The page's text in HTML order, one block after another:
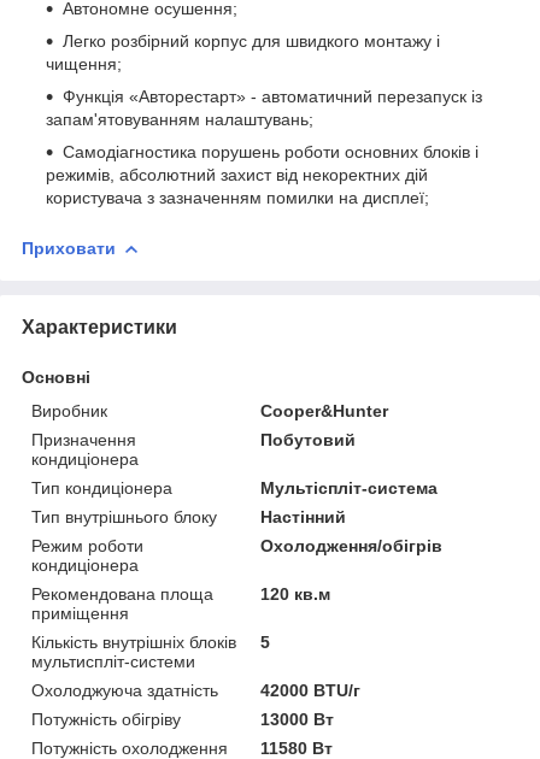
Автономне осушення;
Легко розбірний корпус для швидкого монтажу і
чищення;
Функція «Авторестарт» - автоматичний перезапуск із
запам'ятовуванням налаштувань;
Самодіагностика порушень роботи основних блоків і
режимів, абсолютний захист від некоректних дій
користувача з зазначенням помилки на дисплеї;
Приховати
Характеристики
Основні
Виробник
Cooper&Hunter
Призначення
кондиціонера
Побутовий
Тип кондиціонера
Мультіспліт-система
Тип внутрішнього блоку
Настінний
Режим роботи
кондиціонера
Охолодження/обігрів
Рекомендована площа
приміщення
120 кв.м
Кількість внутрішніх блоків
мультиспліт-системи
5
Охолоджуюча здатність
42000 BTU/г
Потужність обігріву
13000 Вт
Потужність охолодження
11580 Вт